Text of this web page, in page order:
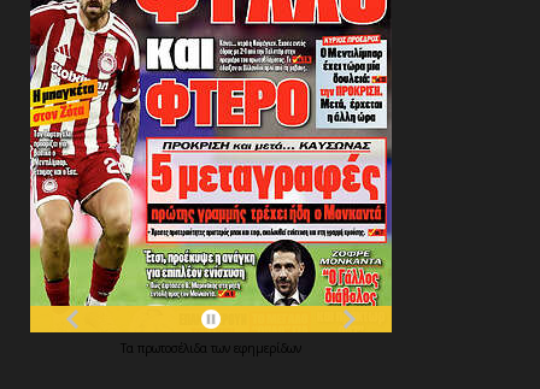
Τα πρωτοσέλιδα των εφημερίδων